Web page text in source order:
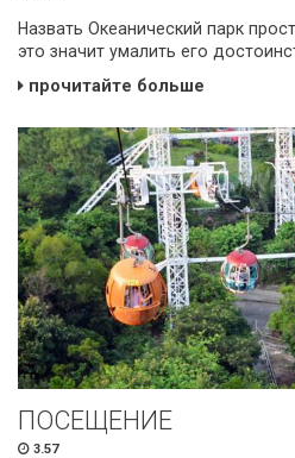
Назвать Океанический парк
это значит умалить его
прочитайте больше
ПОСЕЩЕНИЕ
3.57